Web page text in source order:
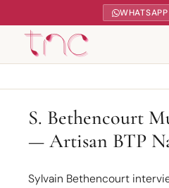
WHATSAPP
S. Bethencourt
— Artisan BTP
Sylvain Bethencourt